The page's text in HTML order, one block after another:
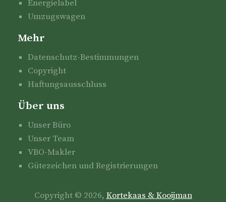
Energielabel
Umzugswagen
Mehr
Datenschutz-Bestimmungen
Copyright
Haftungsausschluss
Über uns
Unser Büro
Unser Team
VBO-Makler
Gütezeichen und Registrierungen
Copyright © 2026, Kortekaas & Kooijman